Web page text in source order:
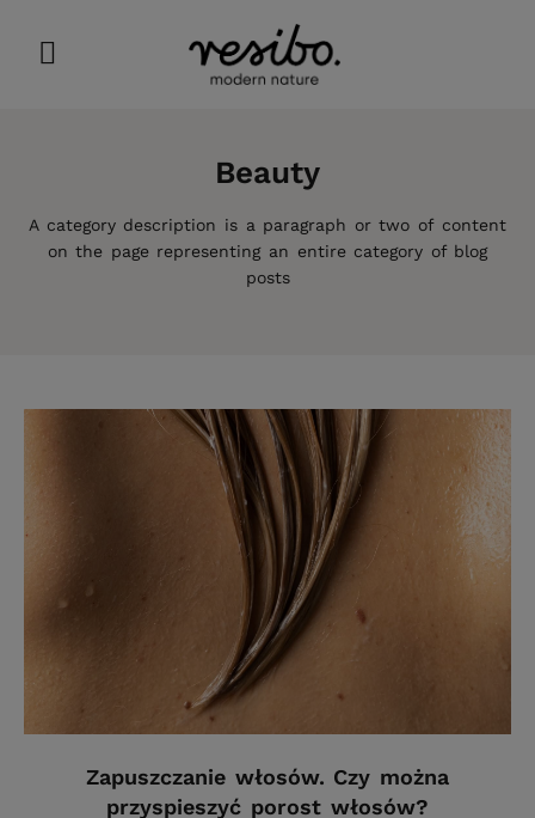
Beauty
A category description is a paragraph or two of content
on the page representing an entire category of blog
posts
Zapuszczanie włosów. Czy można
przyspieszyć porost włosów?